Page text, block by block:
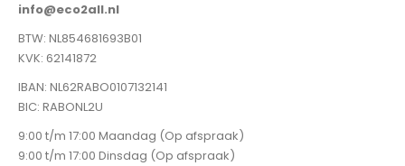
info@eco2all.nl
BTW: NL854681693B01
KVK: 62141872
IBAN: NL62RABO0107132141
BIC: RABONL2U
9:00 t/m 17:00 Maandag (Op afspraak)
9:00 t/m 17:00 Dinsdag (Op afspraak)